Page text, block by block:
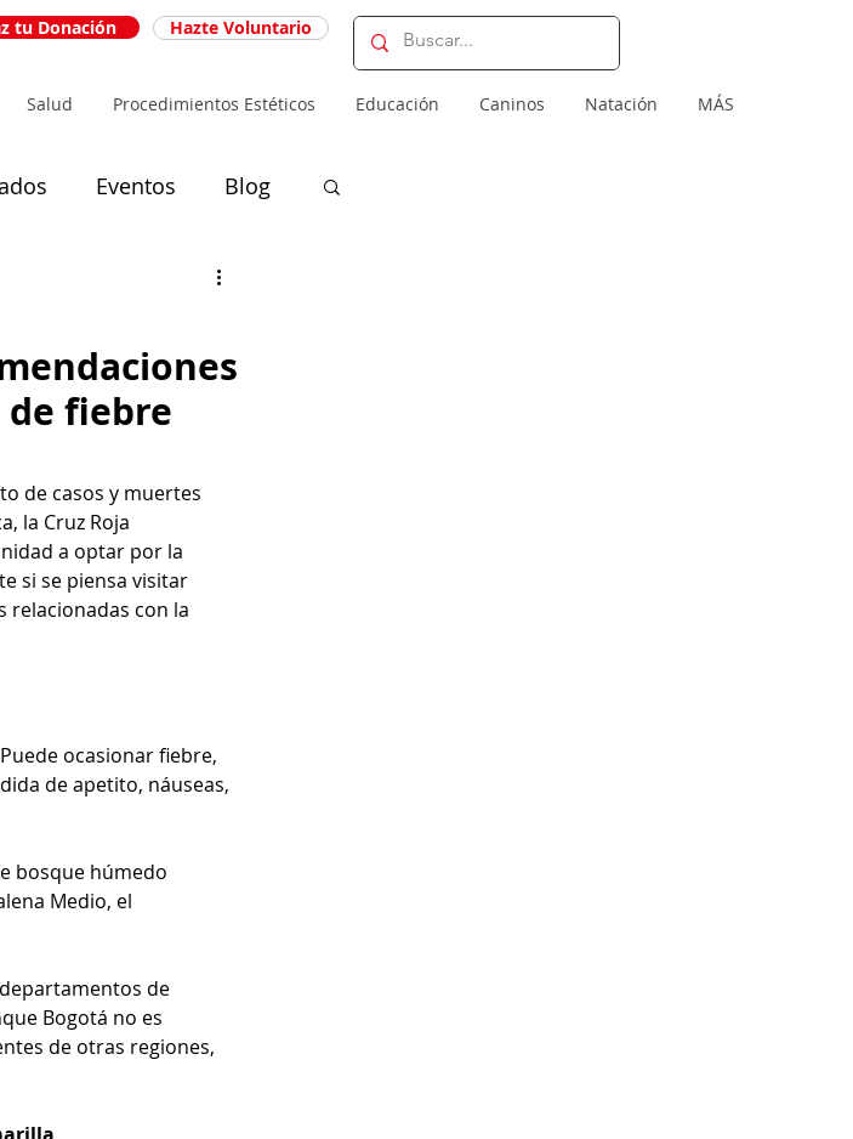
tu Donación Hazte Voluntario
Salud Procedimientos Estéticos Educación Caninos Natación MÁS
Eventos Blog
fiebre
de casos y muertes
la Cruz Roja
a optar por la
si se piensa visitar
relacionadas con la
ocasionar fiebre,
de apetito, náuseas,
bosque húmedo
Medio, el
de
Bogotá no es
de otras regiones,